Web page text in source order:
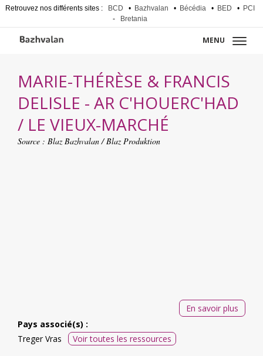
Retrouvez nos différents sites : BCD • Bazhvalan • Bécédia • BED •
PCI
-
Bretania
MENU
MARIE-THÉRÈSE & FRANCIS
DELISLE - AR C'HOUERC'HAD
/ LE VIEUX-MARCHÉ
Source : Blaz Bazhvalan / Blaz Produktion
En savoir plus
Pays associé(s) :
Treger Vras
Voir toutes les ressources